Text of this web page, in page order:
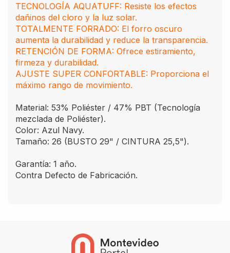
TECNOLOGÍA AQUATUFF: Resiste los efectos
dañinos del cloro y la luz solar.
TOTALMENTE FORRADO: El forro oscuro
aumenta la durabilidad y reduce la transparencia.
RETENCIÓN DE FORMA: Ofrece estiramiento,
firmeza y durabilidad.
AJUSTE SUPER CONFORTABLE: Proporciona el
máximo rango de movimiento.
Material: 53% Poliéster / 47% PBT (Tecnología
mezclada de Poliéster).
Color: Azul Navy.
Tamaño: 26 (BUSTO 29" / CINTURA 25,5").
Garantía: 1 año.
Contra Defecto de Fabricación.